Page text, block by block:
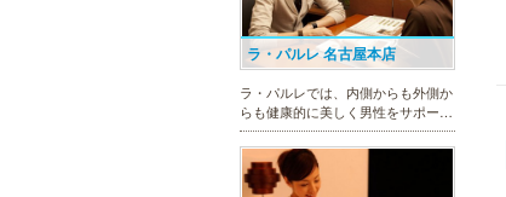
ラ・パルレ 名古屋本店
ラ・パルレでは、内側からも外側か
らも健康的に美しく男性をサポー
ト。脱メタボリックやダイエット、
マッチョコースやにきび内外コー
ス、アロマトリートメント等多彩な
メニューをご用意。お得な体験コー